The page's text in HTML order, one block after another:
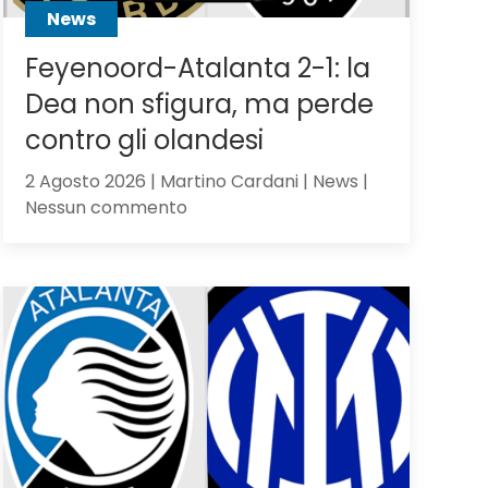
News
Feyenoord-Atalanta 2-1: la
Dea non sfigura, ma perde
contro gli olandesi
2 Agosto 2026 | Martino Cardani | News |
Nessun commentosu
2-
Dea
non
sfigura,
ma
perde